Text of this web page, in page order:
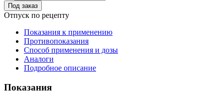
Под заказ
Отпуск по рецепту
Показания к применению
Противопоказания
Способ применения и дозы
Аналоги
Подробное описание
Показания